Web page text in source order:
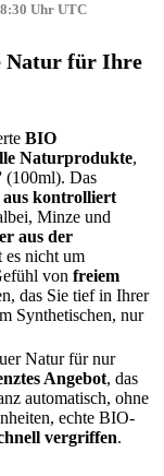
Uhr UTC
Natur für Ihre
BIO
Naturprodukte,
(100ml). Das
aus kontrolliert
Minze und
aus der
es nicht um
von freiem
das Sie tief in Ihrer
Synthetischen, nur
Natur für nur
Angebot, das
automatisch, ohne
echte BIO-
vergriffen.